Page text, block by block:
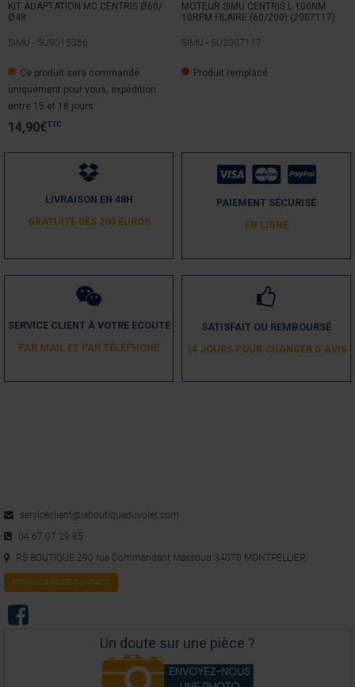
KIT ADAPTATION MC CENTRIS Ø60/
Ø48
SIMU - SU9015366
Ce produit sera commandé
uniquement pour vous, expédition
entre 15 et 18 jours
14,90€TTC
MOTEUR SIMU CENTRIS L 100NM
10RPM FILAIRE (60/200) (2007117)
SIMU - SU2007117
Produit remplacé
LIVRAISON EN 48H
GRATUITE DÈS 200 EUROS
PAIEMENT SÉCURISÉ
EN LIGNE
SERVICE CLIENT À VOTRE ECOUTE
PAR MAIL ET PAR TÉLÉPHONE
SATISFAIT OU REMBOURSÉ
14 JOURS POUR CHANGER D´AVIS
serviceclient@laboutiqueduvolet.com
04 67 07 29 85
RS BOUTIQUE 290 rue Commandant Massoud 34070 MONTPELLIER
FORMULAIRE DE CONTACT
Un doute sur une pièce ?